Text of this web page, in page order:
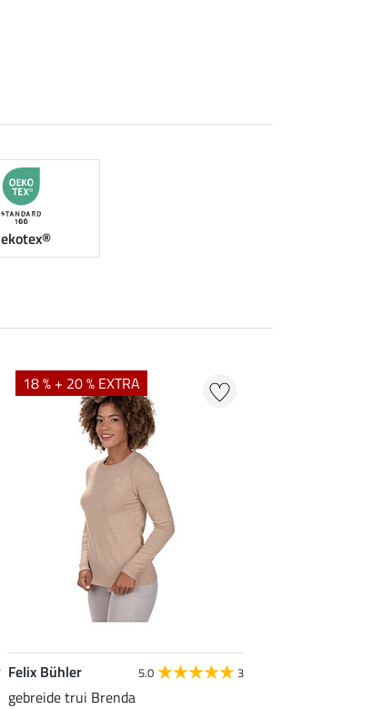
18 % + 20 % EXTRA
Felix Bühler 5.0 3
gebreide trui Brenda